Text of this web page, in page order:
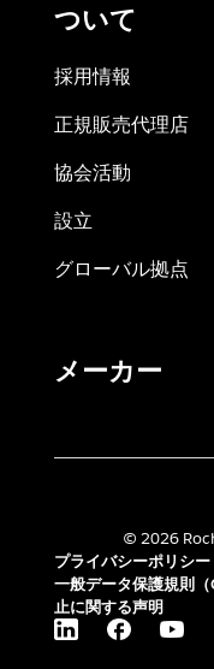
ついて
採用情報
正規販売代理店
協会活動
設立
グローバル拠点
メーカー
© 2026
プライバシーポリシー
一般データ保護規則（
止に関する声明